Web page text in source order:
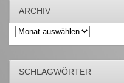
ARCHIV
Archiv
SCHLAGWÖRTER